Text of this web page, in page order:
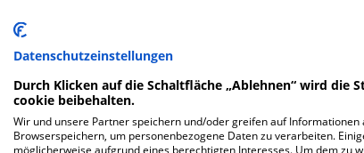
Datenschutzeinstellungen
Durch Klicken auf die Schaltfläche „Ablehnen“ wird
cookie beibehalten.
Wir und unsere Partner speichern und/oder greifen auf
Browserspeichern, um personenbezogene Daten zu verarbeiten.
möglicherweise aufgrund eines berechtigten Interesses. Um dem zu